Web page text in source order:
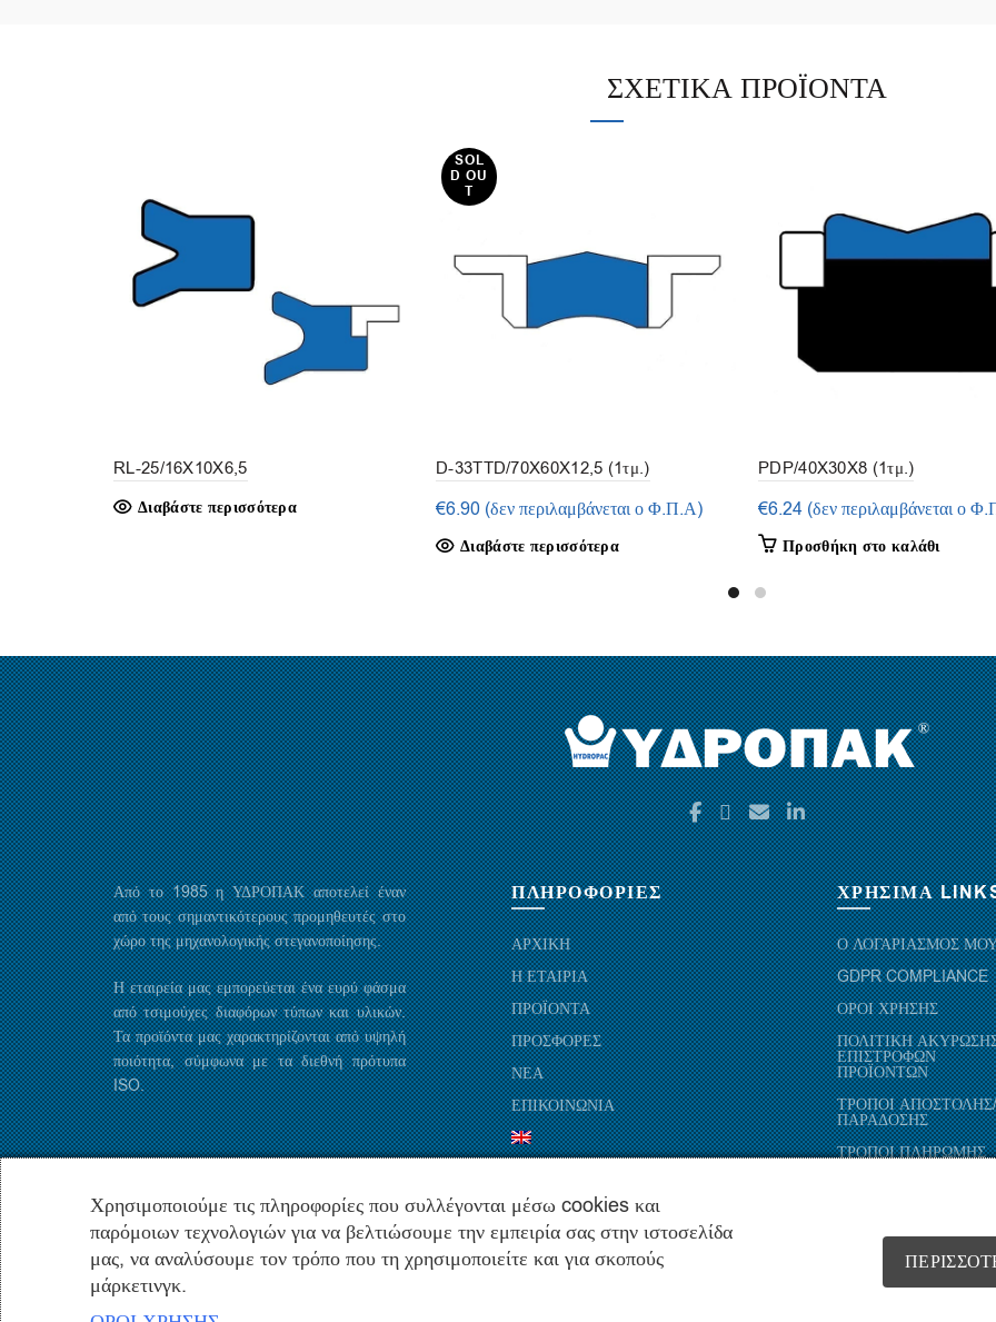
ΣΧΕΤΙΚΆ ΠΡΟΪΌΝΤΑ
RL-25/16X10X6,5
Διαβάστε περισσότερα
SOL
D OU
T
D-33TTD/70X60X12,5 (1τμ.)
€6.90 (δεν περιλαμβάνεται ο Φ.Π.Α)
Διαβάστε περισσότερα
PDP/40X30X8 (1τμ.)
€6.24 (δεν περιλαμβάνεται ο
Προσθήκη στο καλάθι
Από το 1985 η ΥΔΡΟΠΑΚ αποτελεί έναν
από τους σημαντικότερους προμηθευτές στο
χώρο της μηχανολογικής στεγανοποίησης.
Η εταιρεία μας εμπορεύεται ένα ευρύ φάσμα
από τσιμούχες διαφόρων τύπων και υλικών.
Τα προϊόντα μας χαρακτηρίζονται από υψηλή
ποιότητα, σύμφωνα με τα διεθνή πρότυπα
ISO.
ΠΛΗΡΟΦΟΡΙΕΣ
ΑΡΧΙΚΗ
Η ΕΤΑΙΡΙΑ
ΠΡΟΪΟΝΤΑ
ΠΡΟΣΦΟΡΕΣ
ΝΕΑ
ΕΠΙΚΟΙΝΩΝΙΑ
ΧΡΗΣΙΜΑ
Ο ΛΟΓΑΡΙΑΣΜΟΣ
GDPR COMPLIANCE
ΟΡΟΙ ΧΡΗΣΗΣ
ΠΟΛΙΤΙΚΗ
ΕΠΙΣΤΡΟΦΩΝ
ΠΡΟΪΟΝΤΩΝ
ΤΡΟΠΟΙ ΑΠΟΣΤΟΛΗΣ/
ΠΑΡΑΔΟΣΗΣ
ΤΡΟΠΟΙ ΠΛΗΡΩΜΗΣ
Copyright © 2021 hydropac.gr - All rights reserved. Powered by
Χρησιμοποιούμε τις πληροφορίες που συλλέγονται μέσω cookies και
παρόμοιων τεχνολογιών για να βελτιώσουμε την εμπειρία σας στην ιστοσελίδα
μας, να αναλύσουμε τον τρόπο που τη χρησιμοποιείτε και για σκοπούς
μάρκετινγκ.